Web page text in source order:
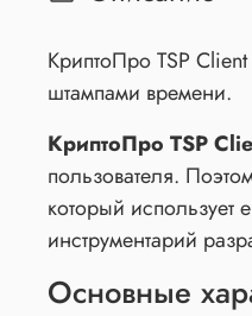
КриптоПро TSP
штампами времени.
КриптоПро TSP
пользователя.
который использует
инструментарий
Основные